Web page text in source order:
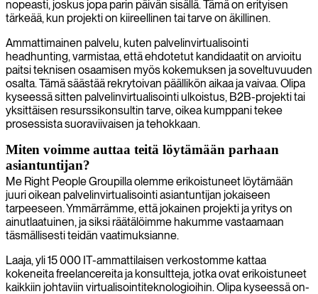
nopeasti, joskus jopa parin päivän sisällä. Tämä on erityisen
tärkeää, kun projekti on kiireellinen tai tarve on äkillinen.
Ammattimainen palvelu, kuten palvelinvirtualisointi
headhunting, varmistaa, että ehdotetut kandidaatit on arvioitu
paitsi teknisen osaamisen myös kokemuksen ja soveltuvuuden
osalta. Tämä säästää rekrytoivan päällikön aikaa ja vaivaa. Olipa
kyseessä sitten palvelinvirtualisointi ulkoistus, B2B-projekti tai
yksittäisen resurssikonsultin tarve, oikea kumppani tekee
prosessista suoraviivaisen ja tehokkaan.
Miten voimme auttaa teitä löytämään parhaan
asiantuntijan?
Me Right People Groupilla olemme erikoistuneet löytämään
juuri oikean palvelinvirtualisointi asiantuntijan jokaiseen
tarpeeseen. Ymmärrämme, että jokainen projekti ja yritys on
ainutlaatuinen, ja siksi räätälöimme hakumme vastaamaan
täsmällisesti teidän vaatimuksianne.
Laaja, yli 15 000 IT-ammattilaisen verkostomme kattaa
kokeneita freelancereita ja konsultteja, jotka ovat erikoistuneet
kaikkiin johtaviin virtualisointiteknologioihin. Olipa kyseessä on-